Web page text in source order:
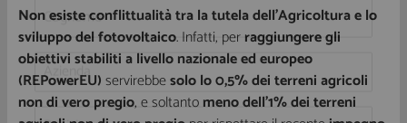
Non esiste conflittualità tra la tutela dell’Agricoltura e lo
sviluppo del fotovoltaico. Infatti, perraggiungere gli
obiettivi stabiliti a livello nazionale ed europeo
(REPowerEU)servirebbesolo lo 0,5% dei terreni agricoli
non di vero pregio, e soltantomeno dell’1% dei terreni